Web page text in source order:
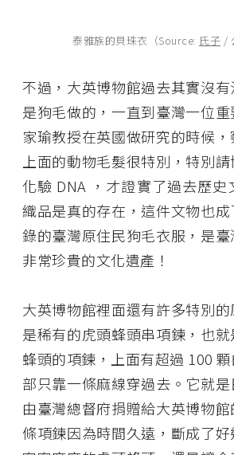
泰雅族的貝珠衣（Source: 氏子 /
不過，大英博物館過去其實沒
是狗毛做的，一直到臺灣一位
家瑜教授在英國做研究的時候
上面的動物毛髮很特別，特別
化驗 DNA ，才證實了過去歷
織品是真的存在，這件文物也
錄的臺灣原住民狗毛衣服，是
非常珍貴的文化遺產！
大英博物館裡面還有許多特別
是稀有的虎頭蜂頭串項鍊，也
蜂頭的項鍊，上面有超過 100
部只靠一條麻線穿過去。它就
由臺灣總督府捐贈給大英博物
條項鍊因為時間久遠，斷成了